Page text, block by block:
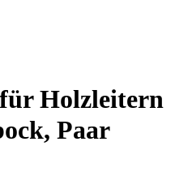
Holzleitern
Paar